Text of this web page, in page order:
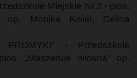
Miejskie Nr 2 - pios.
op. Monika Kisiel, Celina
PROMYKI" - Przedszkole
„Maszeruje wiosna" op.